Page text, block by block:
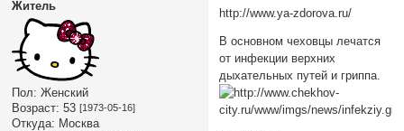
Житель
Пол: Женский
Возраст: 53 [1973-05-16]
Откуда: Москва
http://www.ya-zdorova.ru/
В основном чеховцы лечатся
от инфекции верхних
дыхательных путей и гриппа.